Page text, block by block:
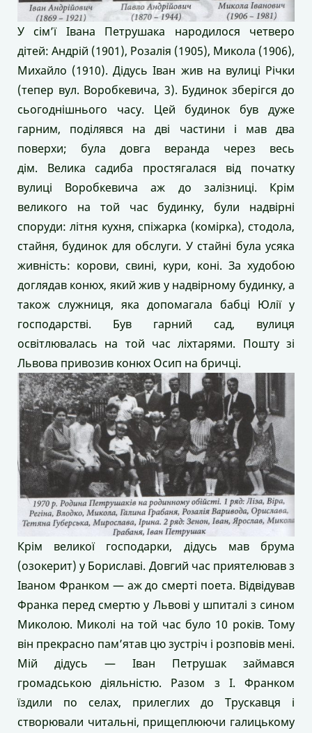
У сім’ї Івана Петрушака народилося четверо
дітей: Андрій (1901), Розалія (1905), Микола (1906),
Михайло (1910). Дідусь Іван жив на вулиці Річки
(тепер вул. Воробкевича, 3). Будинок зберігся до
сьогоднішнього часу. Цей будинок був дуже
гарним, поділявся на дві частини і мав два
поверхи; була довга веранда через весь
дім. Велика садиба простягалася від початку
вулиці Воробкевича аж до залізниці. Крім
великого на той час будинку, були надвірні
споруди: літня кухня, спіжарка (комірка), стодола,
стайня, будинок для обслуги. У стайні була усяка
живність: корови, свині, кури, коні. За худобою
доглядав конюх, який жив у надвірному будинку, а
також служниця, яка допомагала бабці Юлії у
господарстві. Був гарний сад, вулиця
освітлювалась на той час ліхтарями. Пошту зі
Львова привозив конюх Осип на бричці.
Крім великої господарки, дідусь мав брума
(озокерит) у Бориславі. Довгий час приятелював з
Іваном Франком — аж до смерті поета. Відвідував
Франка перед смертю у Львові у шпиталі з сином
Миколою. Миколі на той час було 10 років. Тому
він прекрасно пам’ятав цю зустріч і розповів мені.
Мій дідусь — Іван Петрушак займався
громадською діяльністю. Разом з І. Франком
їздили по селах, прилеглих до Трускавця і
створювали читальні, прищеплюючи галицькому